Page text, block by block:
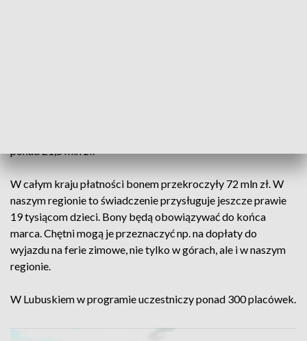
ponad 21,5 mln zł.
W całym kraju płatności bonem przekroczyły 72 mln zł. W
naszym regionie to świadczenie przysługuje jeszcze prawie
19 tysiącom dzieci. Bony będą obowiązywać do końca
marca. Chętni mogą je przeznaczyć np. na dopłaty do
wyjazdu na ferie zimowe, nie tylko w górach, ale i w naszym
regionie.
W Lubuskiem w programie uczestniczy ponad 300 placówek.